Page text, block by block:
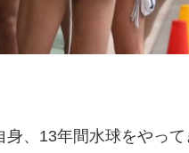
、13年間水球をやっ